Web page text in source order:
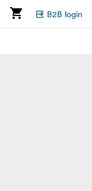
B2B login